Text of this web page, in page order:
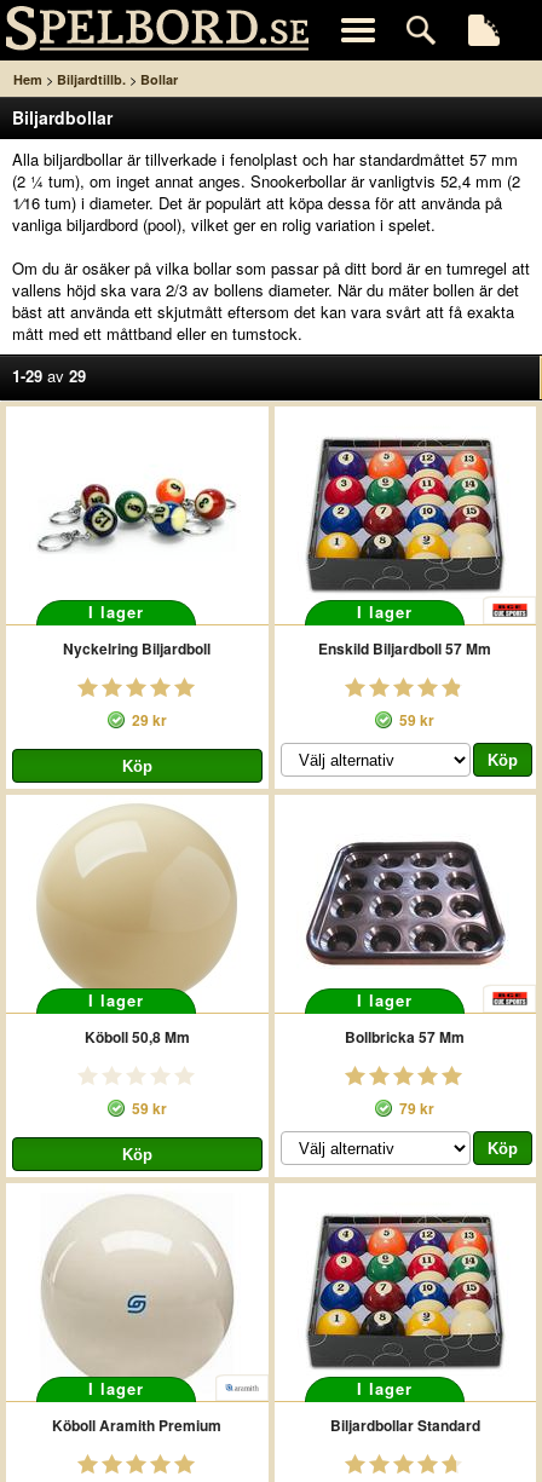
Hem > Biljardtillb. > Bollar
Biljardbollar
Alla biljardbollar är tillverkade i fenolplast och har standardmåttet 57 mm
(2 1⁄4 tum), om inget annat anges. Snookerbollar är vanligtvis 52,4 mm (2
1⁄16 tum) i diameter. Det är populärt att köpa dessa för att använda på
vanliga biljardbord (pool), vilket ger en rolig variation i spelet.
Om du är osäker på vilka bollar som passar på ditt bord är en tumregel att
vallens höjd ska vara 2/3 av bollens diameter. När du mäter bollen är det
bäst att använda ett skjutmått eftersom det kan vara svårt att få exakta
mått med ett måttband eller en tumstock.
1-29 av 29
I lager
Nyckelring Biljardboll
29 kr
I lager
Enskild Biljardboll 57 Mm
59 kr
I lager
Köboll 50,8 Mm
59 kr
I lager
Bollbricka 57 Mm
79 kr
I lager
Köboll Aramith Premium
I lager
Biljardbollar Standard